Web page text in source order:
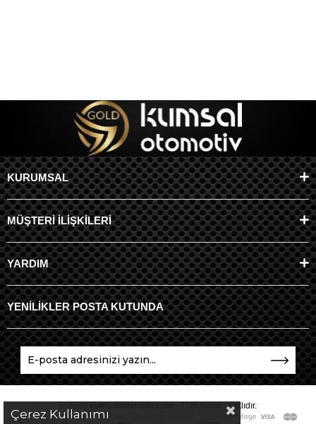
KURUMSAL
MÜŞTERİ İLİŞKİLERİ
YARDIM
YENİLİKLER POSTA KUTUNDA
- Tüm hakları saklıdır.
Çerez Kullanımı